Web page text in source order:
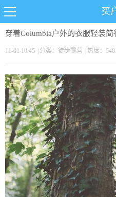
买
穿着Columbia户外的衣服轻装
11-01 10:45 分类： 徒步露营 热度：